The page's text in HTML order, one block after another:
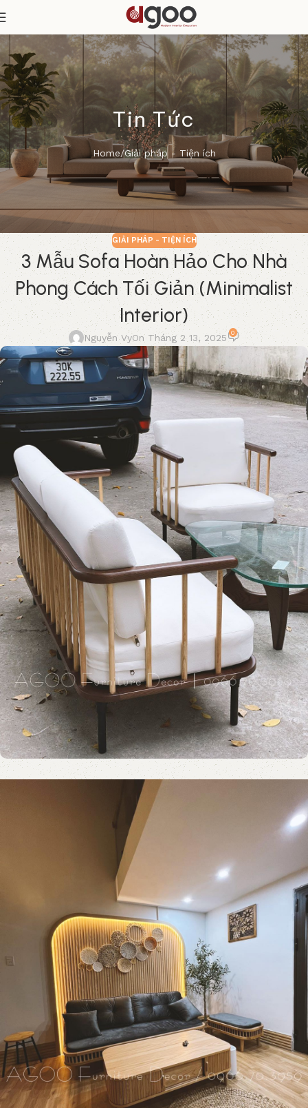
Tin Tức
Home Giải pháp - Tiện ích
GIẢI PHÁP - TIỆN ÍCH
3 Mẫu Sofa Hoàn Hảo Cho Nhà
Phong Cách Tối Giản (Minimalist
Interior)
Nguyễn VyOn Tháng 2 13, 2025 0